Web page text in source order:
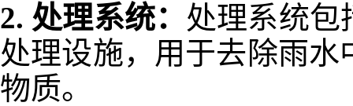
2. 处理系统： 处理系统包
处理设施，用于去除雨
物质。